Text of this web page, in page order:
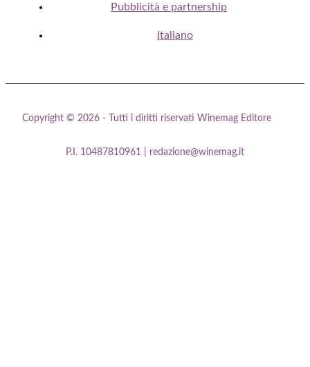
Pubblicità e partnership
Italiano
Copyright © 2026 - Tutti i diritti riservati Winemag Editore
P.I. 10487810961 | redazione@winemag.it